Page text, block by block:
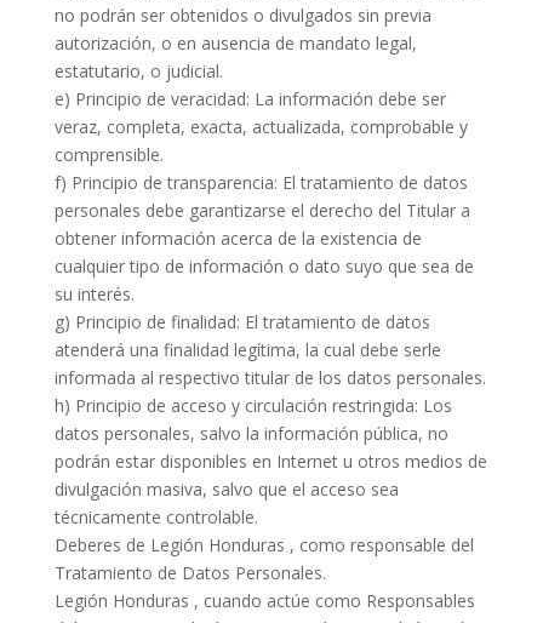
no podrán ser obtenidos o divulgados sin previa
autorización, o en ausencia de mandato legal,
estatutario, o judicial.
e) Principio de veracidad: La información debe ser
veraz, completa, exacta, actualizada, comprobable y
comprensible.
f) Principio de transparencia: El tratamiento de datos
personales debe garantizarse el derecho del Titular a
obtener información acerca de la existencia de
cualquier tipo de información o dato suyo que sea de
su interés.
g) Principio de finalidad: El tratamiento de datos
atenderá una finalidad legítima, la cual debe serle
informada al respectivo titular de los datos personales.
h) Principio de acceso y circulación restringida: Los
datos personales, salvo la información pública, no
podrán estar disponibles en Internet u otros medios de
divulgación masiva, salvo que el acceso sea
técnicamente controlable.
Deberes de Legión Honduras , como responsable del
Tratamiento de Datos Personales.
Legión Honduras , cuando actúe como Responsables